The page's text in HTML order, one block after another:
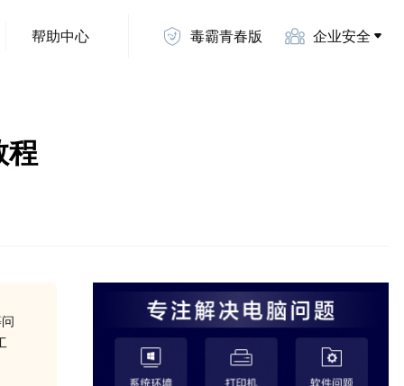
帮助中心 毒霸青春版 企业安全
程